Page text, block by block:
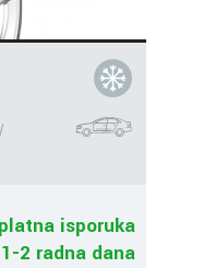
isporuka
1-2 radna dana